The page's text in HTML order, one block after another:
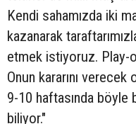
Kendi sahamızda iki
kazanarak
etmek istiyoruz. Play-
Onun kararını
9-10 haftasında böyle
biliyor."